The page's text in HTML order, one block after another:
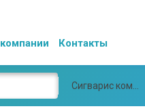
Контакты